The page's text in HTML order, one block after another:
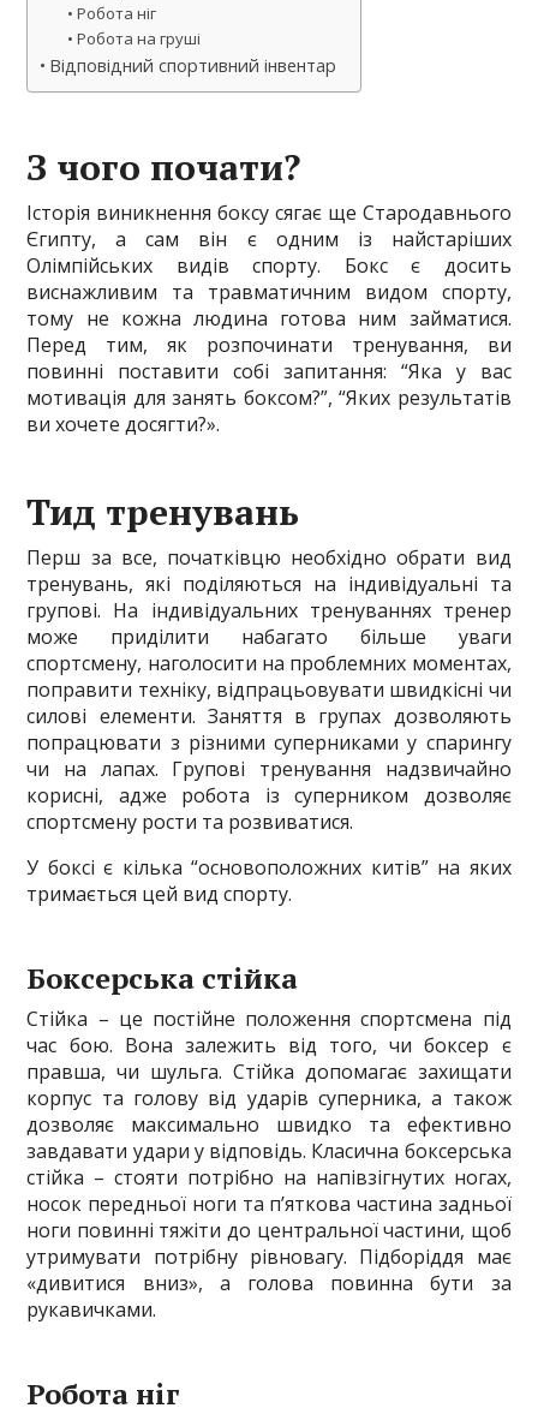
Робота ніг
Робота на груші
Відповідний спортивний інвентар
З чого почати?
Історія виникнення боксу сягає ще Стародавнього
Єгипту, а сам він є одним із найстаріших
Олімпійських видів спорту. Бокс є досить
виснажливим та травматичним видом спорту,
тому не кожна людина готова ним займатися.
Перед тим, як розпочинати тренування, ви
повинні поставити собі запитання: “Яка у вас
мотивація для занять боксом?”, “Яких результатів
ви хочете досягти?».
Тид тренувань
Перш за все, початківцю необхідно обрати вид
тренувань, які поділяються на індивідуальні та
групові. На індивідуальних тренуваннях тренер
може приділити набагато більше уваги
спортсмену, наголосити на проблемних моментах,
поправити техніку, відпрацьовувати швидкісні чи
силові елементи. Заняття в групах дозволяють
попрацювати з різними суперниками у спарингу
чи на лапах. Групові тренування надзвичайно
корисні, адже робота із суперником дозволяє
спортсмену рости та розвиватися.
У боксі є кілька “основоположних китів” на яких
тримається цей вид спорту.
Боксерська стійка
Стійка – це постійне положення спортсмена під
час бою. Вона залежить від того, чи боксер є
правша, чи шульга. Стійка допомагає захищати
корпус та голову від ударів суперника, а також
дозволяє максимально швидко та ефективно
завдавати удари у відповідь. Класична боксерська
стійка – стояти потрібно на напівзігнутих ногах,
носок передньої ноги та п’яткова частина задньої
ноги повинні тяжіти до центральної частини, щоб
утримувати потрібну рівновагу. Підборіддя має
«дивитися вниз», а голова повинна бути за
рукавичками.
Робота ніг